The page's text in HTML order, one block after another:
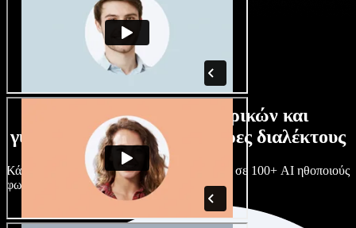
Τεράστια συλλογή ανδρικών και
γυναικείων φωνών με άπειρες διαλέκτους
Κάθε έργο είναι μοναδικό. Διάλεξε ανάμεσα σε 100+ AI ηθοποιούς
φωνής & διαλέκτους και κάν’ τους όπως θες.